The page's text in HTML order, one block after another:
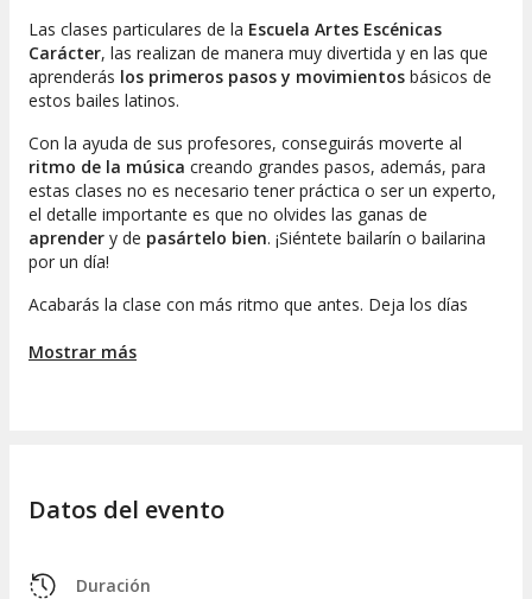
Las clases particulares de la Escuela Artes Escénicas
Carácter, las realizan de manera muy divertida y en las que
aprenderás los primeros pasos y movimientos básicos de
estos bailes latinos.
Con la ayuda de sus profesores, conseguirás moverte al
ritmo de la música creando grandes pasos, además, para
estas clases no es necesario tener práctica o ser un experto,
el detalle importante es que no olvides las ganas de
aprender y de pasártelo bien. ¡Siéntete bailarín o bailarina
por un día!
Acabarás la clase con más ritmo que antes. Deja los días
dando unos bailes
Si no puedes asistir, otra persona podrá disfrutar de
Mostrar más
Datos del evento
Duración